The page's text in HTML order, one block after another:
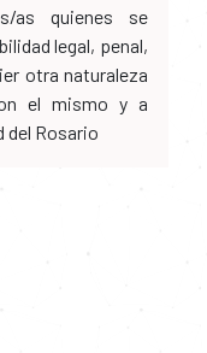
as quienes se
legal, penal,
otra naturaleza
el mismo y a
del Rosario